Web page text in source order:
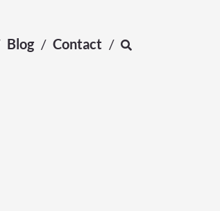
Blog Contact